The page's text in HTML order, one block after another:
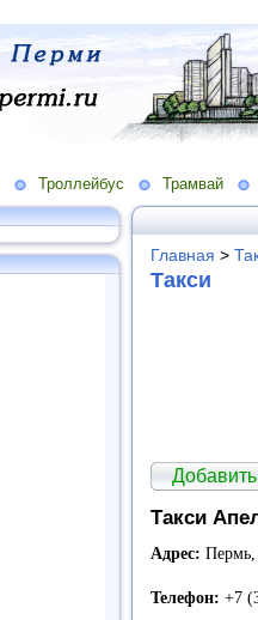
Троллейбус Трамвай
Главная >
Такси
Добавить
Такси
Адрес: Пермь,
Телефон: +7